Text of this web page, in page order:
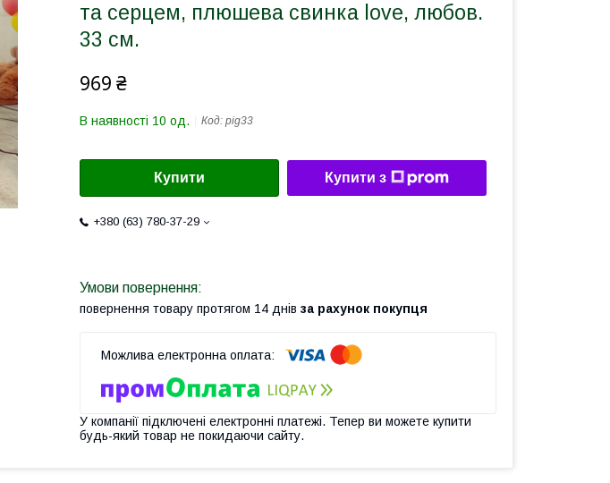
та серцем, плюшева свинка love, любов.
33 см.
969 ₴
В наявності 10 од. Код: pig33
Купити Купити з
+380 (63) 780-37-29
повернення товару протягом 14 днів за рахунок покупця
У компанії підключені електронні платежі. Тепер ви можете купити
будь-який товар не покидаючи сайту.